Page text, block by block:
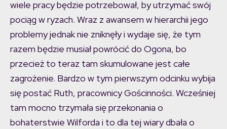
wiele pracy będzie potrzebował, by utrzymać swój
pociąg w ryzach. Wraz z awansem w hierarchii jego
problemy jednak nie zniknęły i wydaje się, że tym
razem będzie musiał powrócić do Ogona, bo
przecież to teraz tam skumulowane jest całe
zagrożenie. Bardzo w tym pierwszym odcinku wybija
się postać Ruth, pracownicy Gościnności. Wcześniej
tam mocno trzymała się przekonania o
bohaterstwie Wilforda i to dla tej wiary dbała o